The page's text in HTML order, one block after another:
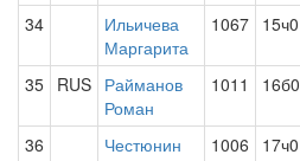
34
Ильичева
Маргарита
1067 15ч0
35 RUS Райманов
Роман
1011 16б0
36
Честюнин
1006 17ч0